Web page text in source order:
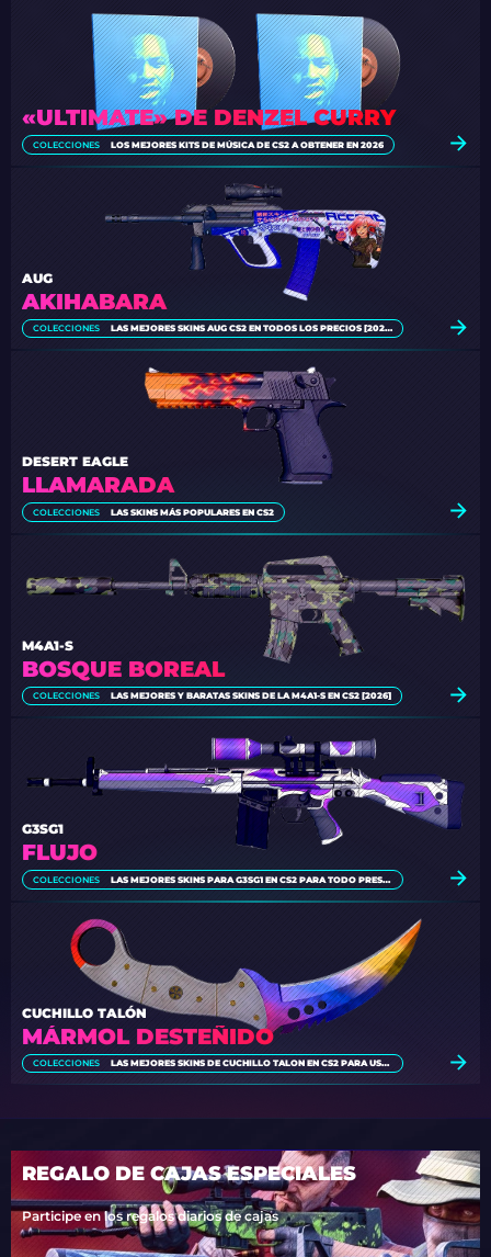
«ULTIMATE» DE DENZEL CURRY
COLECCIONES LOS MEJORES KITS DE MÚSICA DE CS2 A OBTENER EN 2026
AKIHABARA
AUG
COLECCIONES LAS MEJORES SKINS AUG CS2 EN TODOS LOS PRECIOS [2026]
LLAMARADA
DESERT EAGLE
COLECCIONES LAS SKINS MÁS POPULARES EN CS2
BOSQUE BOREAL
M4A1-S
COLECCIONES LAS MEJORES Y BARATAS SKINS DE LA M4A1-S EN CS2 [2026]
FLUJO
G3SG1
COLECCIONES LAS MEJORES SKINS PARA G3SG1 EN CS2 PARA TODO PRESUPUESTO
MÁRMOL DESTEÑIDO
CUCHILLO TALÓN
COLECCIONES LAS MEJORES SKINS DE CUCHILLO TALON EN CS2 PARA USAR (2026)
REGALO DE CAJAS ESPECIALES
Participe en los regalos diarios de cajas